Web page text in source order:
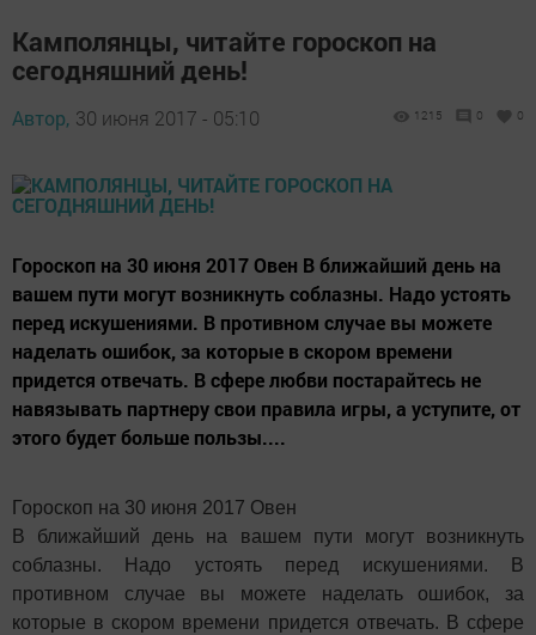
Камполянцы, читайте гороскоп на
сегодняшний день!
Автор, 30 июня 2017 - 05:10 1215 0 0
Гороскоп на 30 июня 2017 Овен В ближайший день на
вашем пути могут возникнуть соблазны. Надо устоять
перед искушениями. В противном случае вы можете
наделать ошибок, за которые в скором времени
придется отвечать. В сфере любви постарайтесь не
навязывать партнеру свои правила игры, а уступите, от
этого будет больше пользы....
Гороскоп на 30 июня 2017 Овен
В ближайший день на вашем пути могут возникнуть
соблазны. Надо устоять перед искушениями. В
противном случае вы можете наделать ошибок, за
которые в скором времени придется отвечать. В сфере